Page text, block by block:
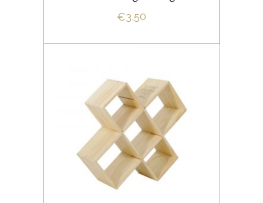
€3,50
Confezione Cantinetta in legno
firmata Albino Armani.
Confezione da 1 bottiglia (0,75
lt).